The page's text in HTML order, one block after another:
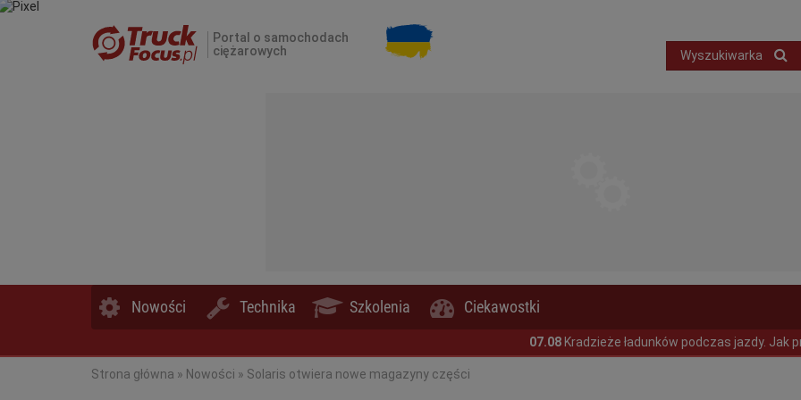
Portal o samochodach
ciężarowych
Wyszukiwarka
Nowości Technika Szkolenia Ciekawostki
Kradzieże ładunków podczas jazdy. Jak przewoźnicy
Strona główna » Nowości » Solaris otwiera nowe magazyny części